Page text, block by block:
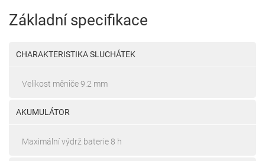
Základní specifikace
CHARAKTERISTIKA SLUCHÁTEK
Velikost měniče 9.2 mm
AKUMULÁTOR
Maximální výdrž baterie 8 h